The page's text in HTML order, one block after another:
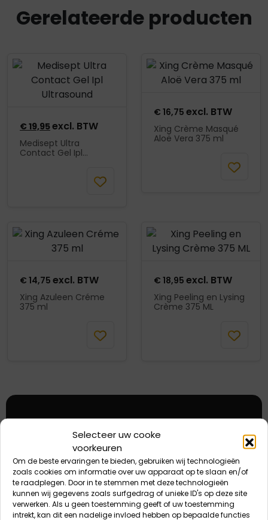
Selecteer uw cooke
voorkeuren
Om de beste ervaringen te bieden, gebruiken wij technologieën
zoals cookies om informatie over uw apparaat op te slaan en/of
te raadplegen. Door in te stemmen met deze technologieën
kunnen wij gegevens zoals surfgedrag of unieke ID's op deze site
verwerken. Als u geen toestemming geeft of uw toestemming
intrekt, kan dit een nadelige invloed hebben op bepaalde functies
Gerelateerde producten
Product openen
Oorspronkelijke
prijs
was:
€ 19,95Huidige
prijs
is:
excl. BTW
Medisept Ultra
Contact Gel Ipl
Product openen
€ 16,75 excl. BTW
Xing Crème Masqué
Aloë Vera 375 ml
Product openen
€ 14,75 excl. BTW
Xing Azuleen Créme
375 ml
Product openen
€ 18,95 excl. BTW
Xing Peeling en Lysing
Crème 375 ML
5% korting eenmalig
eerste aankoop
Deze korting is eenmalig geldig bij de eerste
aankoop.